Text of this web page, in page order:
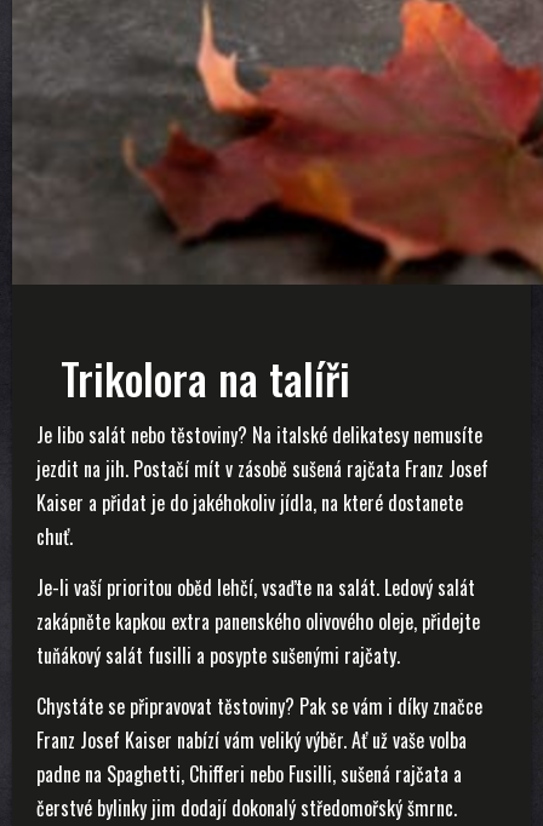
Trikolora na talíři
Je libo salát nebo těstoviny? Na italské delikatesy nemusíte
jezdit na jih. Postačí mít v zásobě sušená rajčata Franz Josef
Kaiser a přidat je do jakéhokoliv jídla, na které dostanete
chuť.
Je-li vaší prioritou oběd lehčí, vsaďte na salát. Ledový salát
zakápněte kapkou extra panenského olivového oleje, přidejte
tuňákový salát fusilli a posypte sušenými rajčaty.
Chystáte se připravovat těstoviny? Pak se vám i díky značce
Franz Josef Kaiser nabízí vám veliký výběr. Ať už vaše volba
padne na Spaghetti, Chifferi nebo Fusilli, sušená rajčata a
čerstvé bylinky jim dodají dokonalý středomořský šmrnc.